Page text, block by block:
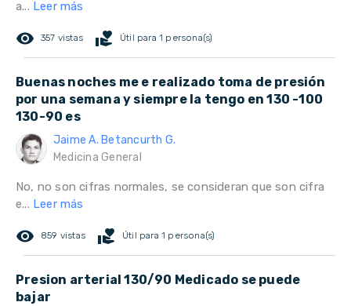
a... Leer más
remove_red_eye 357 vistas volunteer_activism Útil para 1 persona(s)
Buenas noches me e realizado toma de presión
por una semana y siempre la tengo en 130 -100
130-90 es
Jaime A. Betancurth G.
Medicina General
No, no son cifras normales, se consideran que son cifra
e... Leer más
remove_red_eye 859 vistas volunteer_activism Útil para 1 persona(s)
Presion arterial 130/90 Medicado se puede
bajar